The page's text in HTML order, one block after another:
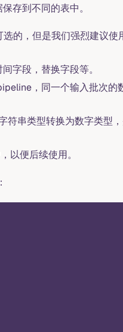
存到不同的表中。
的，但是我们强烈建议使
字段，替换字段等。
，同一个输入批次的
符串类型转换为数字类型
以便后续使用。